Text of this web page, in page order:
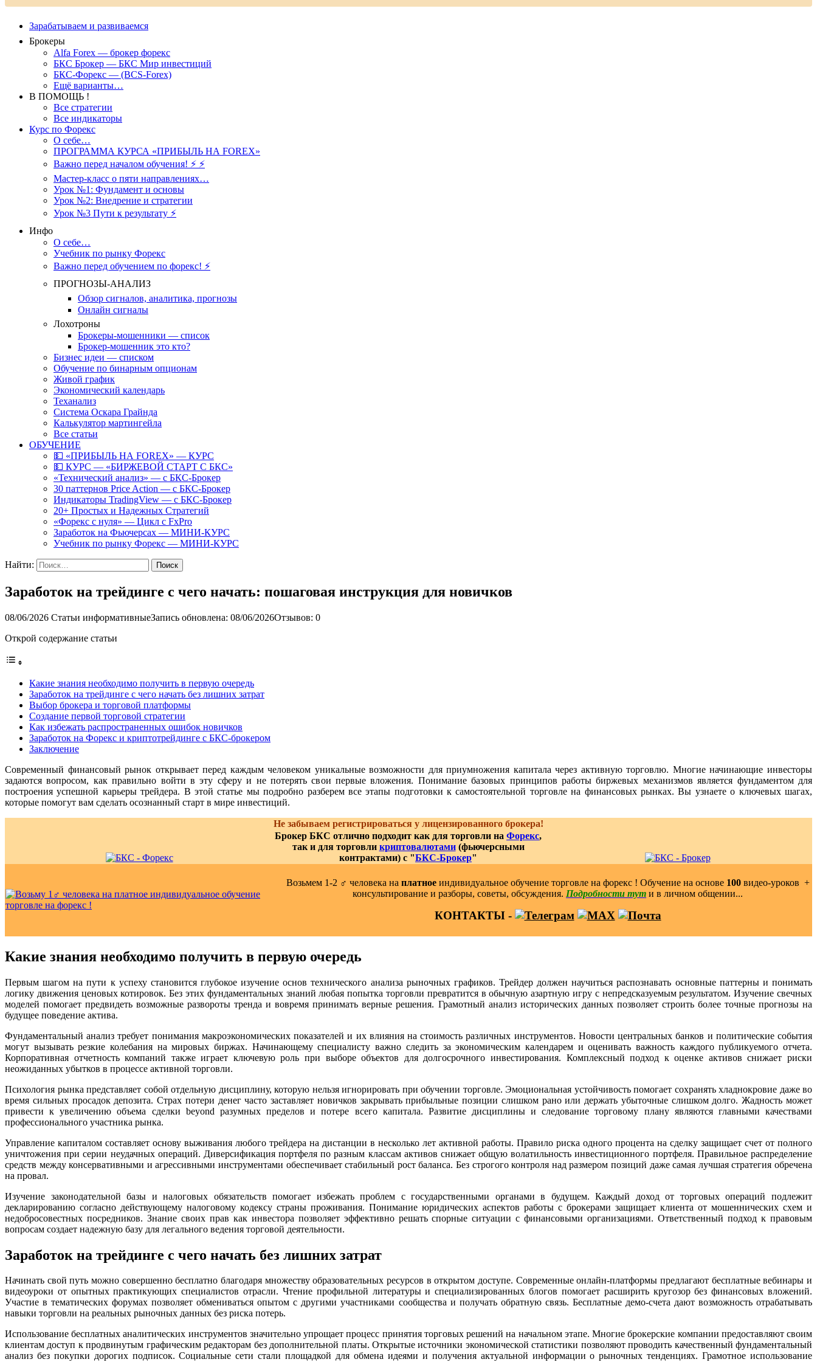
Зарабатываем и развиваемся
Брокеры
Alfa Forex — брокер форекс
БКС Брокер — БКС Мир инвестиций
БКС-Форекс — (BCS-Forex)
Ещё варианты…
В ПОМОЩЬ !
Все стратегии
Все индикаторы
Курс по Форекс
О себе…
ПРОГРАММА КУРСА «ПРИБЫЛЬ НА FOREX»
Важно перед началом обучения! ⚡ ⚡
Мастер-класс о пяти направлениях…
Урок №1: Фундамент и основы
Урок №2: Внедрение и стратегии
Урок №3 Пути к результату ⚡️
Инфо
О себе…
Учебник по рынку Форекс
Важно перед обучением по форекс! ⚡
ПРОГНОЗЫ-АНАЛИЗ
Обзор сигналов, аналитика, прогнозы
Онлайн сигналы
Лохотроны
Брокеры-мошенники — список
Брокер-мошенник это кто?
Бизнес идеи — списком
Обучение по бинарным опционам
Живой график
Экономический календарь
Теханализ
Система Оскара Грайнда
Калькулятор мартингейла
Все статьи
ОБУЧЕНИЕ
💵 «ПРИБЫЛЬ НА FOREX» — КУРС
💵 КУРС — «БИРЖЕВОЙ СТАРТ С БКС»
«Технический анализ» — с БКС-Брокер
30 паттернов Price Action — с БКС-Брокер
Индикаторы TradingView — с БКС-Брокер
20+ Простых и Надежных Стратегий
«Форекс с нуля» — Цикл с FxPro
Заработок на Фьючерсах — МИНИ-КУРС
Учебник по рынку Форекс — МИНИ-КУРС
Найти:
Заработок на трейдинге с чего начать: пошаговая инструкция для новичков
08/06/2026 Статьи информативныеЗапись обновлена: 08/06/2026Отзывов: 0
Открой содержание статьи
Какие знания необходимо получить в первую очередь
Заработок на трейдинге с чего начать без лишних затрат
Выбор брокера и торговой платформы
Создание первой торговой стратегии
Как избежать распространенных ошибок новичков
Заработок на Форекс и криптотрейдинге с БКС-брокером
Заключение
Современный финансовый рынок открывает перед каждым человеком уникальные возможности для приумножения капитала через активную торговлю. Многие начинающие инвесторы
задаются вопросом, как правильно войти в эту сферу и не потерять свои первые вложения. Понимание базовых принципов работы биржевых механизмов является фундаментом для
построения успешной карьеры трейдера. В этой статье мы подробно разберем все этапы подготовки к самостоятельной торговле на финансовых рынках. Вы узнаете о ключевых шагах,
которые помогут вам сделать осознанный старт в мире инвестиций.
Не забываем регистрироваться у лицензированного брокера!
Брокер БКС отлично подходит как для торговли на Форекс,
так и для торговли криптовалютами(фьючерсными
контрактами) с "БКС-Брокер"
Возьмем 1-2 ‍♂️ человека на платноеиндивидуальное обучение торговле на форекс ! Обучение на основе 100видео-уроков ️ +
консультирование и разборы, советы, обсуждения. Подробности тут и в личном общении...
КОНТАКТЫ -
Какие знания необходимо получить в первую очередь
Первым шагом на пути к успеху становится глубокое изучение основ технического анализа рыночных графиков. Трейдер должен научиться распознавать основные паттерны и понимать
логику движения ценовых котировок. Без этих фундаментальных знаний любая попытка торговли превратится в обычную азартную игру с непредсказуемым результатом. Изучение свечных
моделей помогает предвидеть возможные развороты тренда и вовремя принимать верные решения. Грамотный анализ исторических данных позволяет строить более точные прогнозы на
будущее поведение актива.
Фундаментальный анализ требует понимания макроэкономических показателей и их влияния на стоимость различных инструментов. Новости центральных банков и политические события
могут вызывать резкие колебания на мировых биржах. Начинающему специалисту важно следить за экономическим календарем и оценивать важность каждого публикуемого отчета.
Корпоративная отчетность компаний также играет ключевую роль при выборе объектов для долгосрочного инвестирования. Комплексный подход к оценке активов снижает риски
неожиданных убытков в процессе активной торговли.
Психология рынка представляет собой отдельную дисциплину, которую нельзя игнорировать при обучении торговле. Эмоциональная устойчивость помогает сохранять хладнокровие даже во
время сильных просадок депозита. Страх потери денег часто заставляет новичков закрывать прибыльные позиции слишком рано или держать убыточные слишком долго. Жадность может
привести к увеличению объема сделки beyond разумных пределов и потере всего капитала. Развитие дисциплины и следование торговому плану являются главными качествами
профессионального участника рынка.
Управление капиталом составляет основу выживания любого трейдера на дистанции в несколько лет активной работы. Правило риска одного процента на сделку защищает счет от полного
уничтожения при серии неудачных операций. Диверсификация портфеля по разным классам активов снижает общую волатильность инвестиционного портфеля. Правильное распределение
средств между консервативными и агрессивными инструментами обеспечивает стабильный рост баланса. Без строгого контроля над размером позиций даже самая лучшая стратегия обречена
на провал.
Изучение законодательной базы и налоговых обязательств помогает избежать проблем с государственными органами в будущем. Каждый доход от торговых операций подлежит
декларированию согласно действующему налоговому кодексу страны проживания. Понимание юридических аспектов работы с брокерами защищает клиента от мошеннических схем и
недобросовестных посредников. Знание своих прав как инвестора позволяет эффективно решать спорные ситуации с финансовыми организациями. Ответственный подход к правовым
вопросам создает надежную базу для легального ведения торговой деятельности.
Заработок на трейдинге с чего начать без лишних затрат
Начинать свой путь можно совершенно бесплатно благодаря множеству образовательных ресурсов в открытом доступе. Современные онлайн-платформы предлагают бесплатные вебинары и
видеоуроки от опытных практикующих специалистов отрасли. Чтение профильной литературы и специализированных блогов помогает расширить кругозор без финансовых вложений.
Участие в тематических форумах позволяет обмениваться опытом с другими участниками сообщества и получать обратную связь. Бесплатные демо-счета дают возможность отрабатывать
навыки торговли на реальных рыночных данных без риска потерь.
Использование бесплатных аналитических инструментов значительно упрощает процесс принятия торговых решений на начальном этапе. Многие брокерские компании предоставляют своим
клиентам доступ к продвинутым графическим редакторам без дополнительной платы. Открытые источники экономической статистики позволяют проводить качественный фундаментальный
анализ без покупки дорогих подписок. Социальные сети стали площадкой для обмена идеями и получения актуальной информации о рыночных тенденциях. Грамотное использование